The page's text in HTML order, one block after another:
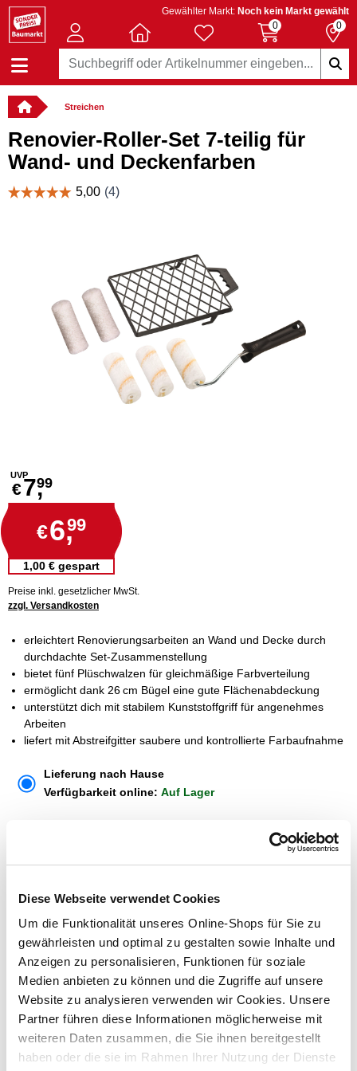
Diese Webseite verwendet Cookies
Um die Funktionalität unseres Online-Shops für Sie zu
gewährleisten und optimal zu gestalten sowie Inhalte und
Anzeigen zu personalisieren, Funktionen für soziale
Medien anbieten zu können und die Zugriffe auf unsere
Website zu analysieren verwenden wir Cookies. Unsere
Partner führen diese Informationen möglicherweise mit
weiteren Daten zusammen, die Sie ihnen bereitgestellt
haben oder die sie im Rahmen Ihrer Nutzung der Dienste
Gewählter Markt: Noch kein Markt gewählt
0
0
Streichen
Renovier-Roller-Set 7-teilig für
Wand- und Deckenfarben
UVP
€7,99
€6,99
1,00 € gespart
Preise inkl. gesetzlicher MwSt.
zzgl. Versandkosten
erleichtert Renovierungsarbeiten an Wand und Decke durch
durchdachte Set-Zusammenstellung
bietet fünf Plüschwalzen für gleichmäßige Farbverteilung
ermöglicht dank 26 cm Bügel eine gute Flächenabdeckung
unterstützt dich mit stabilem Kunststoffgriff für angenehmes
Arbeiten
liefert mit Abstreifgitter saubere und kontrollierte Farbaufnahme
Lieferung nach Hause
Verfügbarkeit online: Auf Lager
Um Abholung im Markt nutzen zu können, wähle zunächst
Jetzt prüfen und Markt auswählen
Menge
In den Warenkorb
Merken